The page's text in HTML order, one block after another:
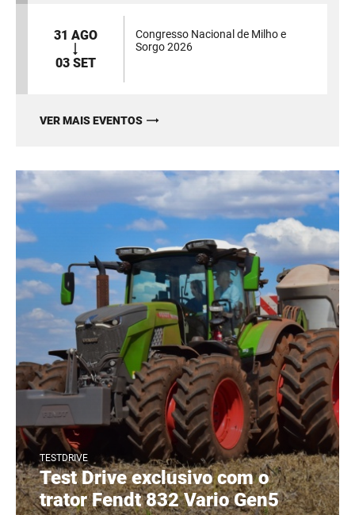
31 AGO
03 SET
Congresso Nacional de Milho e
Sorgo 2026
VER MAIS EVENTOS
TESTDRIVE
Test Drive exclusivo com o
trator Fendt 832 Vario Gen5